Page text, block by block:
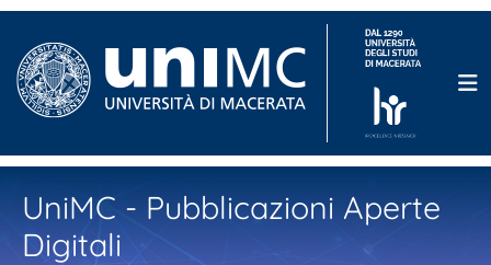
UniMC - Pubblicazioni Aperte
Digitali